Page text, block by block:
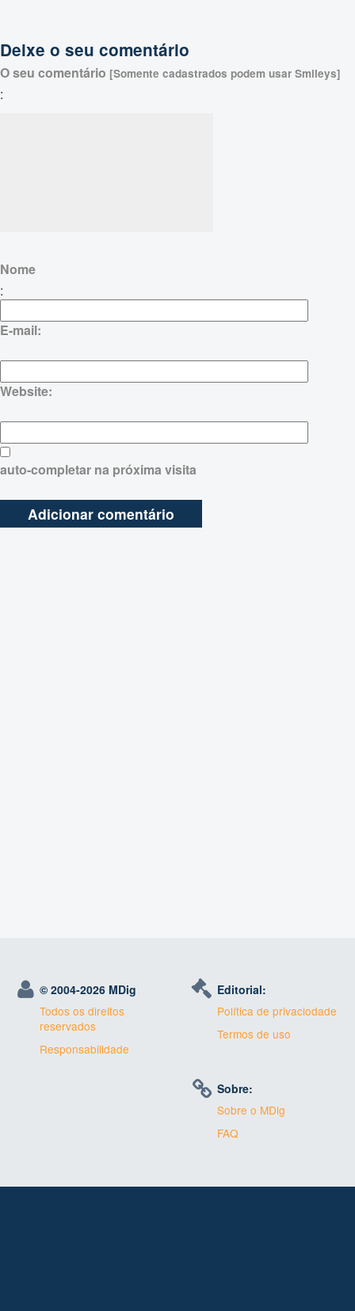
Deixe o seu comentário
O seu comentário [Somente cadastrados podem usar Smileys]
:
Nome
:
E-mail:
Website:
auto-completar na próxima visita
© 2004-2026 MDig
Todos os direitos
reservados
Responsabilidade
Editorial:
Política de privaciodade
Termos de uso
Sobre:
Sobre o MDig
FAQ